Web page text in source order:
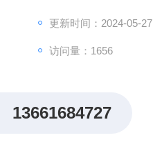
更新时间：2024-05-27
访问量：1656
13661684727